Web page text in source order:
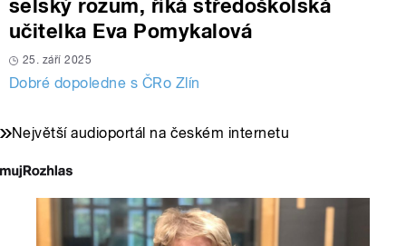
selský rozum, říká středoškolská
učitelka Eva Pomykalová
25. září 2025
Dobré dopoledne s ČRo Zlín
Největší audioportál na českém internetu